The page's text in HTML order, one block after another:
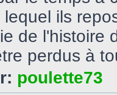
lequel ils
de l'histoire
perdus à
poulette73